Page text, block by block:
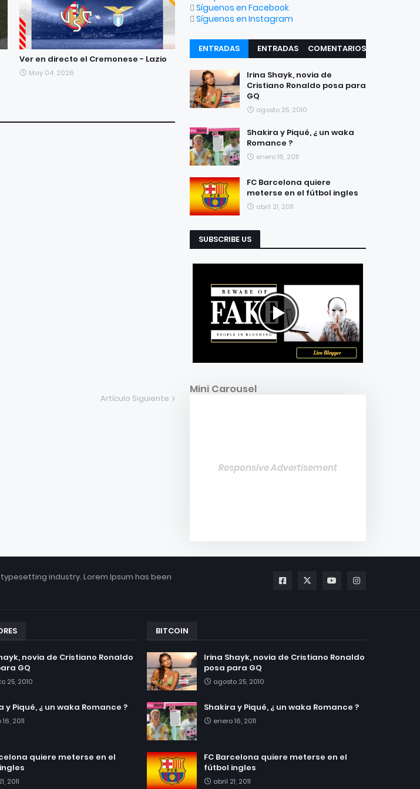
Ver en directo el Cremonese - Lazio
May 04, 2026
Artículo Siguiente
Síguenos en Facebook
Síguenos en Instagram
ENTRADAS
RECIENTES
ENTRADAS
COMENTARIOS
Irina Shayk, novia de
Cristiano Ronaldo posa para
GQ
agosto 25, 2010
Shakira y Piqué, ¿ un waka
Romance ?
enero 16, 2011
FC Barcelona quiere
meterse en el fútbol ingles
abril 21, 2011
SUBSCRIBE US
Mini Carousel
Responsive Advertisement
industry. Lorem Ipsum has been
novia de Cristiano Ronaldo
GQ
25, 2010
y Piqué, ¿ un waka Romance ?
2011
quiere meterse en el
2011
BITCOIN
Irina Shayk, novia de Cristiano Ronaldo
posa para GQ
agosto 25, 2010
Shakira y Piqué, ¿ un waka Romance ?
enero 16, 2011
FC Barcelona quiere meterse en el
fútbol ingles
abril 21, 2011